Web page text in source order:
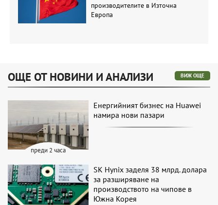
производителите в Източна
Европа
ОЩЕ ОТ НОВИНИ И АНАЛИЗИ ВИЖ ОЩЕ
преди 2 часа
Енергийният бизнес на Huawei
намира нови пазари
SK Hynix заделя 38 млрд. долара
за разширяване на
производството на чипове в
Южна Корея